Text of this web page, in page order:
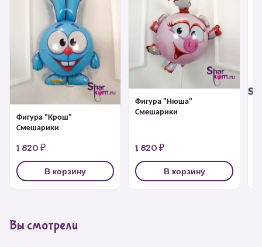
Фигура "Крош"
Смешарики
1 820 ₽
В корзину
Фигура "Нюша"
Смешарики
1 820 ₽
В корзину
Вы смотрели